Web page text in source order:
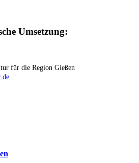
Umsetzung:
für die Region Gießen